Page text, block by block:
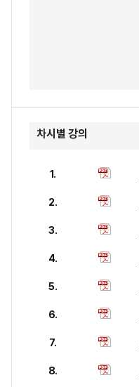
차시별 강의
1.
2.
3.
4.
5.
6.
7.
8.